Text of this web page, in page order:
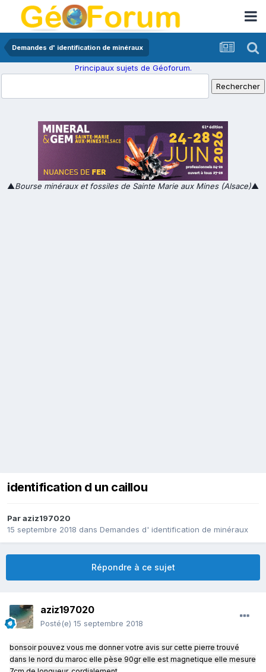
Demandes d' identification de minéraux
Principaux sujets de Géoforum.
▲Bourse minéraux et fossiles de Sainte Marie aux Mines (Alsace)▲
identification d un caillou
Paraziz197020
15 septembre 2018 dans Demandes d' identification de minéraux
Répondre à ce sujet
aziz197020
Posté(e) 15 septembre 2018
bonsoir pouvez vous me donner votre avis sur cette pierre trouvé
dans le nord du maroc elle pèse 90gr elle est magnetique elle mesure